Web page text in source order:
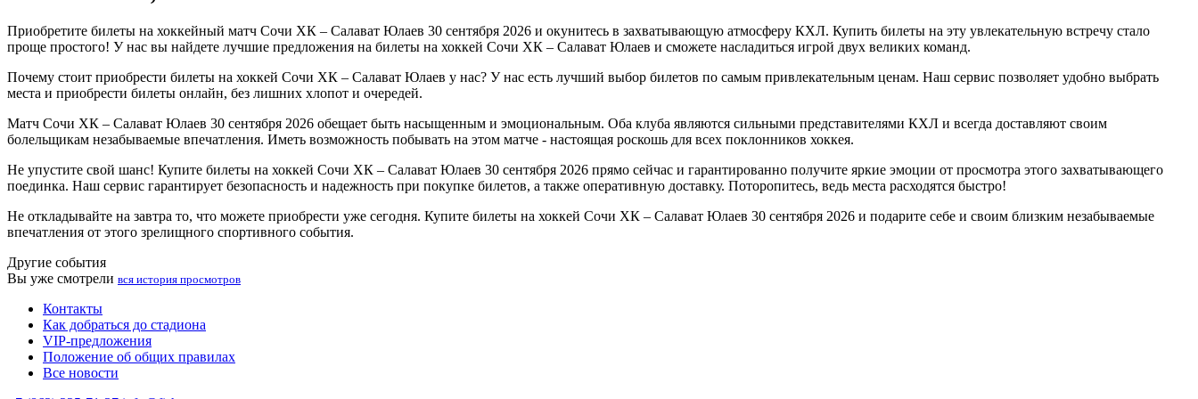
Приобретите билеты на хоккейный матч Сочи ХК – Салават Юлаев 30 сентября 2026 и окунитесь в захватывающую атмосферу КХЛ. Купить билеты на эту увлекательную встречу стало
проще простого! У нас вы найдете лучшие предложения на билеты на хоккей Сочи ХК – Салават Юлаев и сможете насладиться игрой двух великих команд.
Почему стоит приобрести билеты на хоккей Сочи ХК – Салават Юлаев у нас? У нас есть лучший выбор билетов по самым привлекательным ценам. Наш сервис позволяет удобно выбрать
места и приобрести билеты онлайн, без лишних хлопот и очередей.
Матч Сочи ХК – Салават Юлаев 30 сентября 2026 обещает быть насыщенным и эмоциональным. Оба клуба являются сильными представителями КХЛ и всегда доставляют своим
болельщикам незабываемые впечатления. Иметь возможность побывать на этом матче - настоящая роскошь для всех поклонников хоккея.
Не упустите свой шанс! Купите билеты на хоккей Сочи ХК – Салават Юлаев 30 сентября 2026 прямо сейчас и гарантированно получите яркие эмоции от просмотра этого захватывающего
поединка. Наш сервис гарантирует безопасность и надежность при покупке билетов, а также оперативную доставку. Поторопитесь, ведь места расходятся быстро!
Не откладывайте на завтра то, что можете приобрести уже сегодня. Купите билеты на хоккей Сочи ХК – Салават Юлаев 30 сентября 2026 и подарите себе и своим близким незабываемые
впечатления от этого зрелищного спортивного события.
Другие события
Вы уже смотрели вся история просмотров
Контакты
Как добраться до стадиона
VIP-предложения
Положение об общих правилах
Все новости